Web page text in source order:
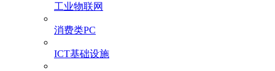
工业物联网
消费类PC
ICT基础设施